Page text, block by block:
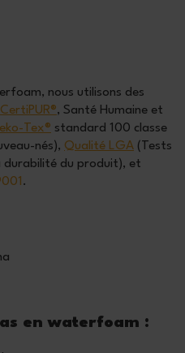
nous utilisons des
CertiPUR®, Santé Humaine et
Tex® standard 100 classe
nés), Qualité LGA (Tests
durabilité du produit), et
.
en waterfoam :